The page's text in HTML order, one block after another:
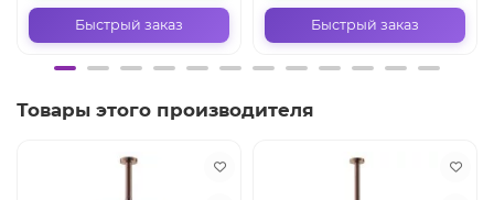
Быстрый заказ Быстрый заказ
Товары этого производителя